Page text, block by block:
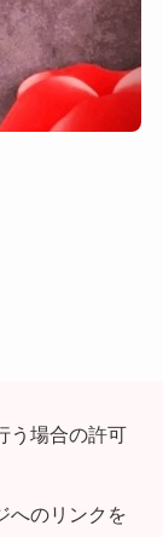
う場合の許可
へのリンクを